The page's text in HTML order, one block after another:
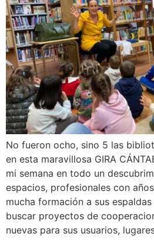
No fueron ocho, sino 5 las
en esta maravillosa GIRA
mi semana en todo un
espacios, profesionales con
mucha formación a sus
buscar proyectos de
nuevas para sus usuarios,